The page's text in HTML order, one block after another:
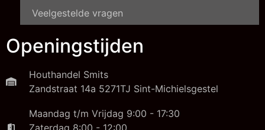
Veelgestelde vragen
Openingstijden
Houthandel Smits
Zandstraat 14a 5271TJ Sint-Michielsgestel
Maandag t/m Vrijdag 9:00 - 17:30
Zaterdag 8:00 - 12:00